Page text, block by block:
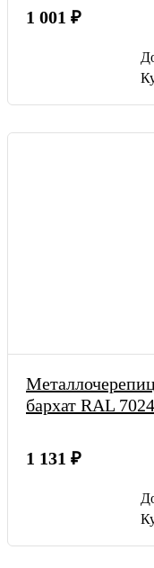
1 001 ₽
бархат RAL
1 131 ₽